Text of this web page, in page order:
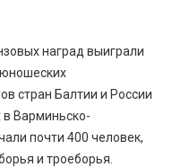
наград выиграли
стран Балтии и России
в Варминьско-
почти 400 человек,
и троеборья.